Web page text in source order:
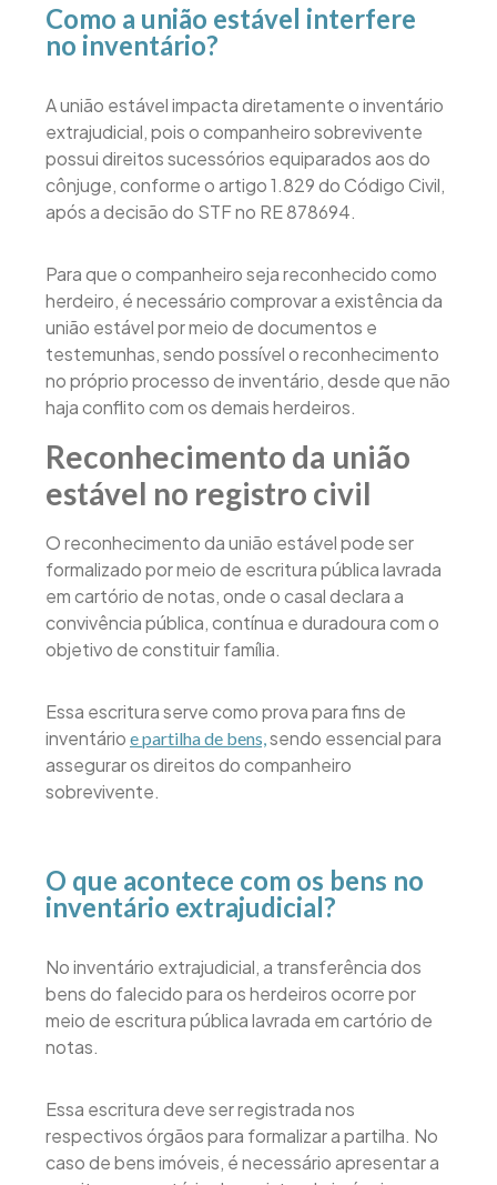
Como a união estável interfere
no inventário?
A união estável impacta diretamente o inventário
extrajudicial, pois o companheiro sobrevivente
possui direitos sucessórios equiparados aos do
cônjuge, conforme o artigo 1.829 do Código Civil,
após a decisão do STF no RE 878694.
Para que o companheiro seja reconhecido como
herdeiro, é necessário comprovar a existência da
união estável por meio de documentos e
testemunhas, sendo possível o reconhecimento
no próprio processo de inventário, desde que não
haja conflito com os demais herdeiros.
Reconhecimento da união
estável no registro civil
O reconhecimento da união estável pode ser
formalizado por meio de escritura pública lavrada
em cartório de notas, onde o casal declara a
convivência pública, contínua e duradoura com o
objetivo de constituir família.
Essa escritura serve como prova para fins de
inventário e partilha de bens,sendo essencial para
assegurar os direitos do companheiro
sobrevivente.
O que acontece com os bens no
inventário extrajudicial?
No inventário extrajudicial, a transferência dos
bens do falecido para os herdeiros ocorre por
meio de escritura pública lavrada em cartório de
notas.
Essa escritura deve ser registrada nos
respectivos órgãos para formalizar a partilha. No
caso de bens imóveis, é necessário apresentar a